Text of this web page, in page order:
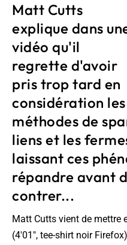
Matt Cutts
explique dans
vidéo qu'il
regrette d'avoir
pris trop tard en
considération les
méthodes de
liens et les
laissant ces
répandre avant
contrer...
Matt Cutts vient de mettre
(4'01", tee-shirt noir